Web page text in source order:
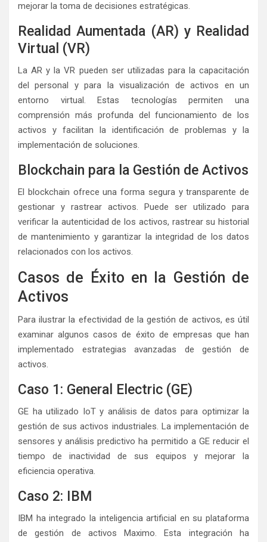
mejorar la toma de decisiones estratégicas.
Realidad Aumentada (AR) y Realidad
Virtual (VR)
La AR y la VR pueden ser utilizadas para la capacitación
del personal y para la visualización de activos en un
entorno virtual. Estas tecnologías permiten una
comprensión más profunda del funcionamiento de los
activos y facilitan la identificación de problemas y la
implementación de soluciones.
Blockchain para la Gestión de Activos
El blockchain ofrece una forma segura y transparente de
gestionar y rastrear activos. Puede ser utilizado para
verificar la autenticidad de los activos, rastrear su historial
de mantenimiento y garantizar la integridad de los datos
relacionados con los activos.
Casos de Éxito en la Gestión de
Activos
Para ilustrar la efectividad de la gestión de activos, es útil
examinar algunos casos de éxito de empresas que han
implementado estrategias avanzadas de gestión de
activos.
Caso 1: General Electric (GE)
GE ha utilizado IoT y análisis de datos para optimizar la
gestión de sus activos industriales. La implementación de
sensores y análisis predictivo ha permitido a GE reducir el
tiempo de inactividad de sus equipos y mejorar la
eficiencia operativa.
Caso 2: IBM
IBM ha integrado la inteligencia artificial en su plataforma
de gestión de activos Maximo. Esta integración ha